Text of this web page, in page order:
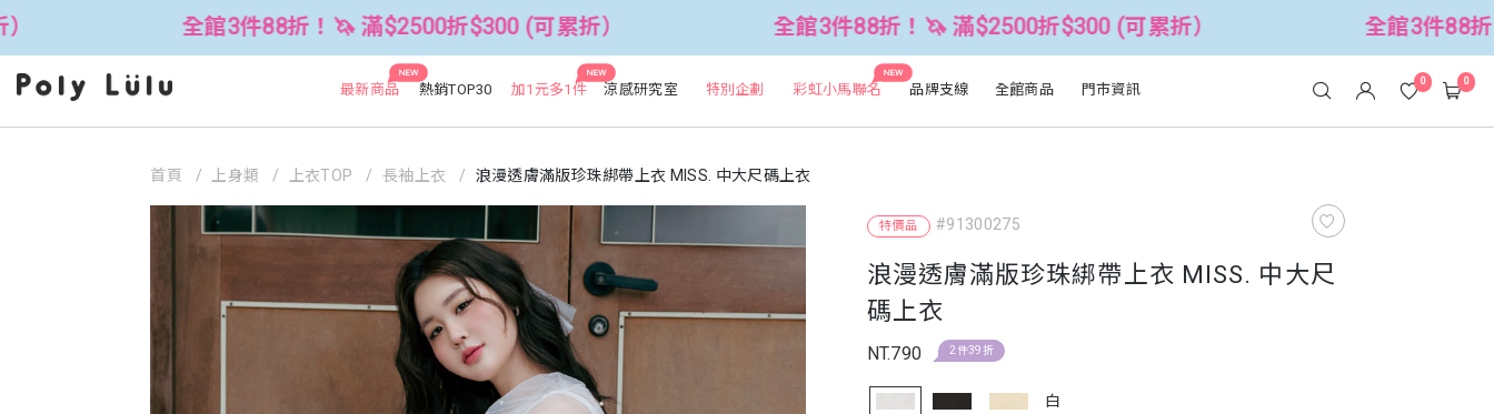
全館3件88折！🦄 滿$2500折$300 (可累折） 全館3件88折！🦄 滿$2500折$300 (可累折） 全館3件88折！🦄 滿$2500
NEW
最新商品 熱銷TOP30
NEW
加1元多1件 涼感研究室 特別企劃
NEW
彩虹小馬聯名 品牌支線 全館商品 門市資訊 0 0
特價品 #91300275
浪漫透膚滿版珍珠綁帶上衣 MISS. 中大尺
碼上衣
NT.790 2件39折
白
首頁 上身類 上衣TOP 長袖上衣 浪漫透膚滿版珍珠綁帶上衣 MISS. 中大尺碼上衣